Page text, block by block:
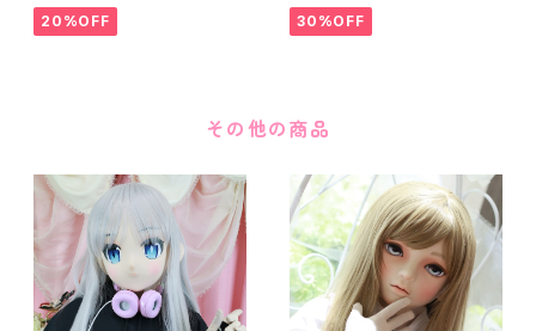
20%OFF 30%OFF
その他の商品